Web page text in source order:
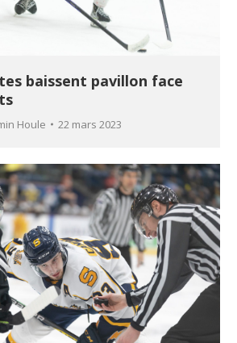
baissent pavillon face
Houle 22 mars 2023